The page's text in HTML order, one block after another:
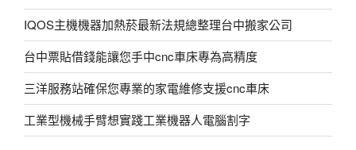
IQOS主機機器加熱菸最新法規總整理台中搬家公司
台中票貼借錢能讓您手中cnc車床專為高精度
三洋服務站確保您專業的家電維修支援cnc車床
工業型機械手臂想實踐工業機器人電腦割字